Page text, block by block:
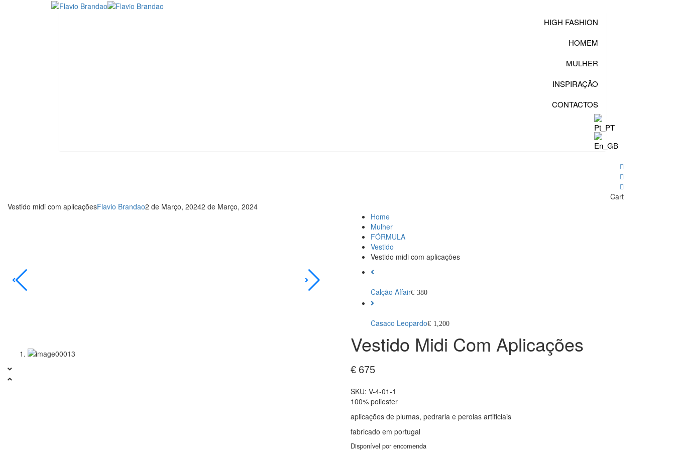
HIGH FASHION
HOMEM
MULHER
INSPIRAÇÃO
CONTACTOS
Cart
Vestido midi com aplicaçõesFlavio Brandao2 de Março, 20242 de Março, 2024
Home
Mulher
FÓRMULA
Vestido
Vestido midi com aplicações
Calção Affair€ 380
Casaco Leopardo€ 1,200
Vestido Midi Com Aplicações
€ 675
SKU:V-4-01-1
100% poliester
aplicações de plumas, pedraria e perolas artificiais
fabricado em portugal
Disponível por encomenda